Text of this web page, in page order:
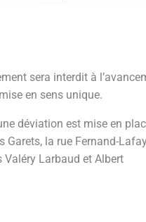
sera interdit à
en sens unique.
déviation est mise en
la rue Fernand-
Valéry Larbaud et Albert